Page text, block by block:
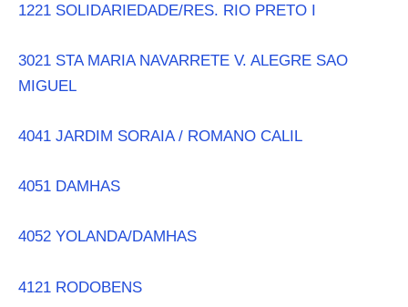
1221 SOLIDARIEDADE/RES. RIO PRETO I
3021 STA MARIA NAVARRETE V. ALEGRE SAO
MIGUEL
4041 JARDIM SORAIA / ROMANO CALIL
4051 DAMHAS
4052 YOLANDA/DAMHAS
4121 RODOBENS